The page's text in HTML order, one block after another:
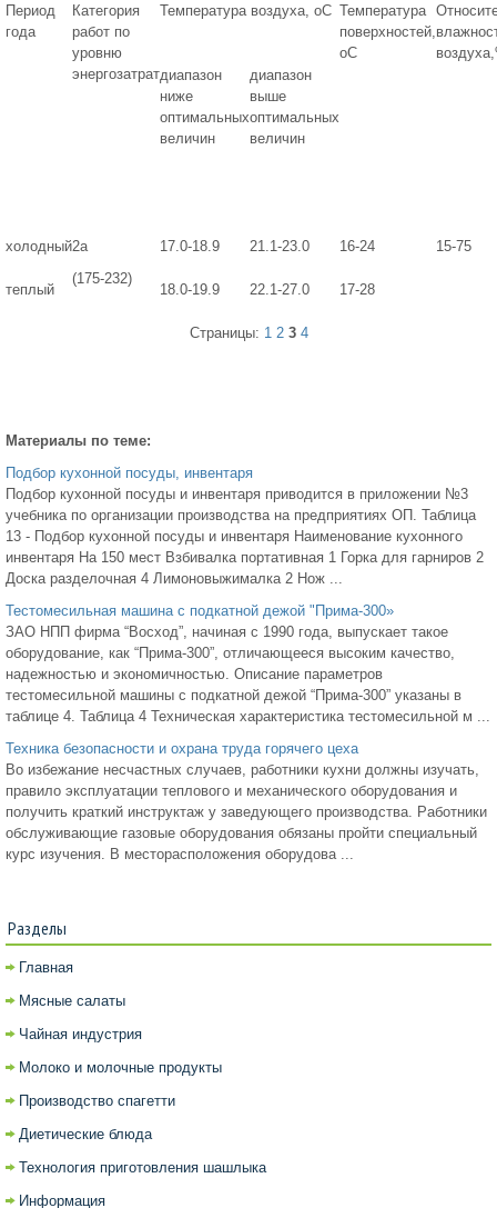
Период
года
Категория
работ по
уровню
энергозатрат
Температура воздуха, оС Температура
поверхностей,
оС
диапазон
ниже
оптимальных
величин
диапазон
выше
оптимальных
величин
холодный2а
(175-232)
17.0-18.9 21.1-23.0 16-24 15-75
теплый 18.0-19.9 22.1-27.0 17-28
Страницы: 1 2 3 4
Материалы по теме:
Подбор кухонной посуды, инвентаря
Подбор кухонной посуды и инвентаря приводится в приложении №3
учебника по организации производства на предприятиях ОП. Таблица
13 - Подбор кухонной посуды и инвентаря Наименование кухонного
инвентаря На 150 мест Взбивалка портативная 1 Горка для гарниров 2
Доска разделочная 4 Лимоновыжималка 2 Нож ...
Тестомесильная машина с подкатной дежой "Прима-300»
ЗАО НПП фирма “Восход”, начиная с 1990 года, выпускает такое
оборудование, как “Прима-300”, отличающееся высоким качество,
надежностью и экономичностью. Описание параметров
тестомесильной машины с подкатной дежой “Прима-300” указаны в
таблице 4. Таблица 4 Техническая характеристика тестомесильной м ...
Техника безопасности и охрана труда горячего цеха
Во избежание несчастных случаев, работники кухни должны изучать,
правило эксплуатации теплового и механического оборудования и
получить краткий инструктаж у заведующего производства. Работники
обслуживающие газовые оборудования обязаны пройти специальный
курс изучения. В месторасположения оборудова ...
Разделы
Главная
Мясные салаты
Чайная индустрия
Молоко и молочные продукты
Производство спагетти
Диетические блюда
Технология приготовления шашлыка
Информация